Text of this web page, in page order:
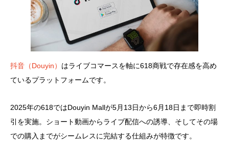
抖音（Douyin） はライブコマースを軸に618商戦で存在感を高め
ているプラットフォームです。
2025年の618ではDouyin Mallが5月13日から6月18日まで即時割
引を実施。ショート動画からライブ配信への誘導、そしてその場
での購入までがシームレスに完結する仕組みが特徴です。